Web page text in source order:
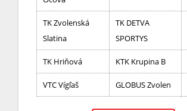
TK Zvolenská
Slatina
TK DETVA
SPORTYS
TK Hriňová KTK Krupina B
VTC Vígľaš GLOBUS Zvolen